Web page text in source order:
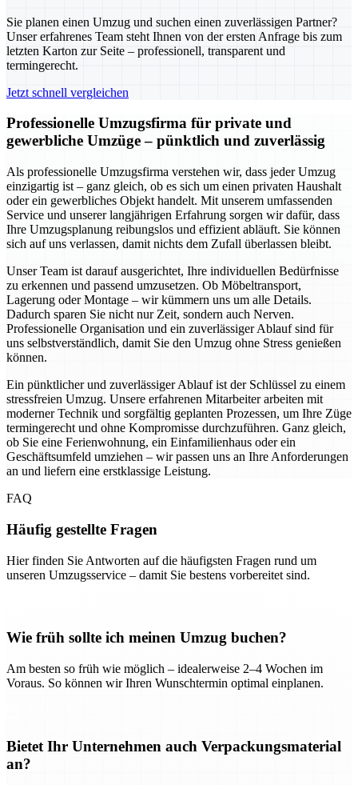
Sie planen einen Umzug und suchen einen zuverlässigen Partner?
Unser erfahrenes Team steht Ihnen von der ersten Anfrage bis zum
letzten Karton zur Seite – professionell, transparent und
termingerecht.
Jetzt schnell vergleichen
Professionelle Umzugsfirma für private und
gewerbliche Umzüge – pünktlich und zuverlässig
Als professionelle Umzugsfirma verstehen wir, dass jeder Umzug
einzigartig ist – ganz gleich, ob es sich um einen privaten Haushalt
oder ein gewerbliches Objekt handelt. Mit unserem umfassenden
Service und unserer langjährigen Erfahrung sorgen wir dafür, dass
Ihre Umzugsplanung reibungslos und effizient abläuft. Sie können
sich auf uns verlassen, damit nichts dem Zufall überlassen bleibt.
Unser Team ist darauf ausgerichtet, Ihre individuellen Bedürfnisse
zu erkennen und passend umzusetzen. Ob Möbeltransport,
Lagerung oder Montage – wir kümmern uns um alle Details.
Dadurch sparen Sie nicht nur Zeit, sondern auch Nerven.
Professionelle Organisation und ein zuverlässiger Ablauf sind für
uns selbstverständlich, damit Sie den Umzug ohne Stress genießen
können.
Ein pünktlicher und zuverlässiger Ablauf ist der Schlüssel zu einem
stressfreien Umzug. Unsere erfahrenen Mitarbeiter arbeiten mit
moderner Technik und sorgfältig geplanten Prozessen, um Ihre Züge
termingerecht und ohne Kompromisse durchzuführen. Ganz gleich,
ob Sie eine Ferienwohnung, ein Einfamilienhaus oder ein
Geschäftsumfeld umziehen – wir passen uns an Ihre Anforderungen
an und liefern eine erstklassige Leistung.
FAQ
Häufig gestellte Fragen
Hier finden Sie Antworten auf die häufigsten Fragen rund um
unseren Umzugsservice – damit Sie bestens vorbereitet sind.
Wie früh sollte ich meinen Umzug buchen?
Am besten so früh wie möglich – idealerweise 2–4 Wochen im
Voraus. So können wir Ihren Wunschtermin optimal einplanen.
Bietet Ihr Unternehmen auch Verpackungsmaterial
an?